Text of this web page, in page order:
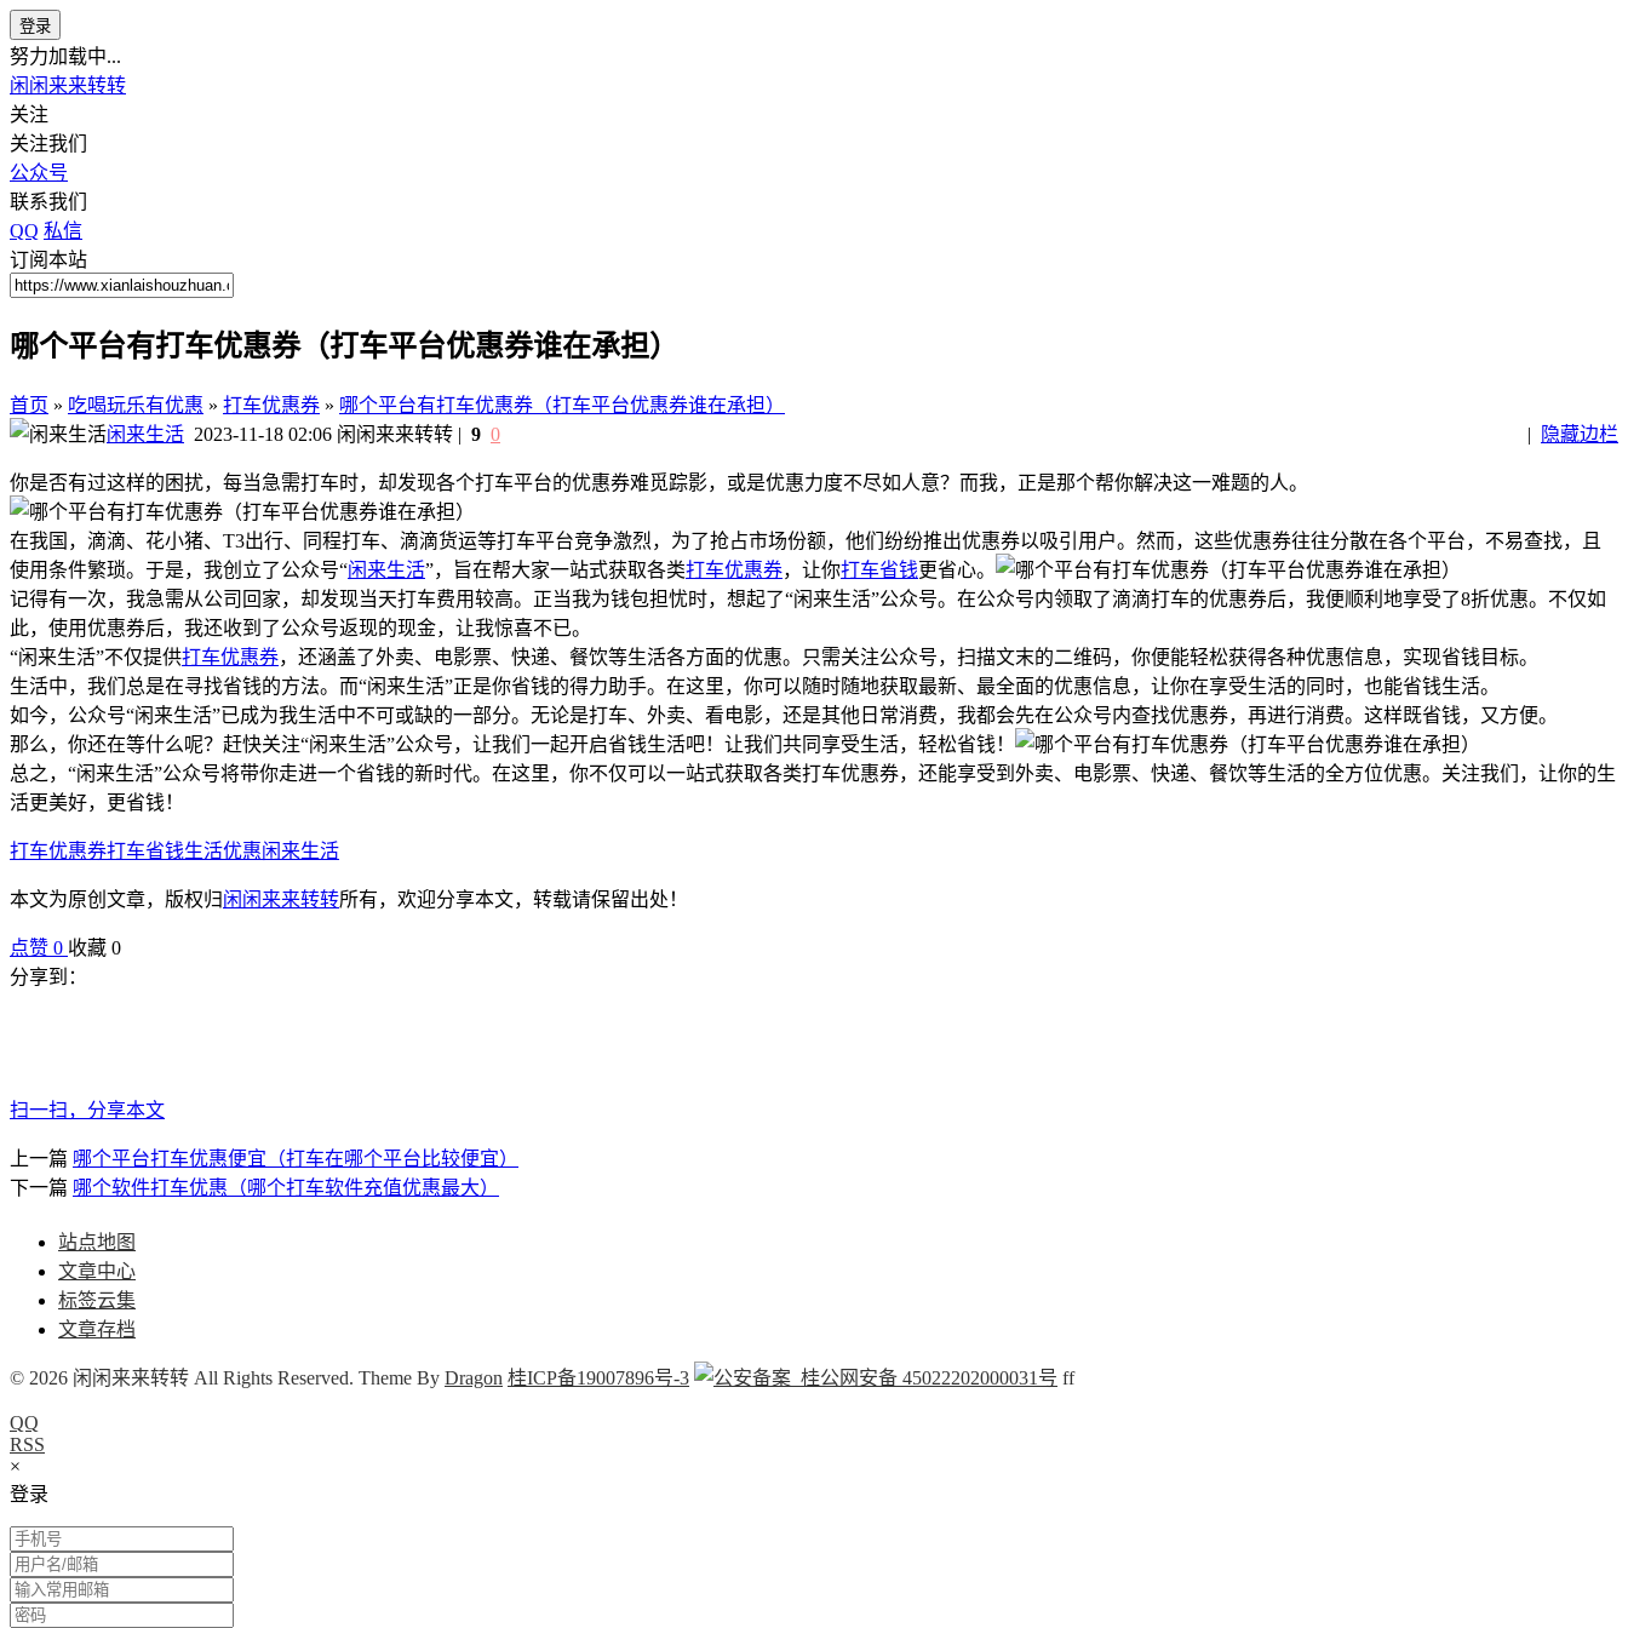
登录
努力加载中...
闲闲来来转转
关注
关注我们
公众号
联系我们
QQ 私信
订阅本站
哪个平台有打车优惠券（打车平台优惠券谁在承担）
首页 » 吃喝玩乐有优惠 » 打车优惠券 » 哪个平台有打车优惠券（打车平台优惠券谁在承担）
闲来生活 2023-11-18 02:06 闲闲来来转转 | 隐藏边栏
| 9 0
你是否有过这样的困扰，每当急需打车时，却发现各个打车平台的优惠券难觅踪影，或是优惠力度不尽如人意？而我，正是那个帮你解决这一难题的人。
在我国，滴滴、花小猪、T3出行、同程打车、滴滴货运等打车平台竞争激烈，为了抢占市场份额，他们纷纷推出优惠券以吸引用户。然而，这些优惠券往往分散在各个平台，不易查找，且
使用条件繁琐。于是，我创立了公众号“闲来生活”，旨在帮大家一站式获取各类打车优惠券，让你打车省钱更省心。
记得有一次，我急需从公司回家，却发现当天打车费用较高。正当我为钱包担忧时，想起了“闲来生活”公众号。在公众号内领取了滴滴打车的优惠券后，我便顺利地享受了8折优惠。不仅如
此，使用优惠券后，我还收到了公众号返现的现金，让我惊喜不已。
“闲来生活”不仅提供打车优惠券，还涵盖了外卖、电影票、快递、餐饮等生活各方面的优惠。只需关注公众号，扫描文末的二维码，你便能轻松获得各种优惠信息，实现省钱目标。
生活中，我们总是在寻找省钱的方法。而“闲来生活”正是你省钱的得力助手。在这里，你可以随时随地获取最新、最全面的优惠信息，让你在享受生活的同时，也能省钱生活。
如今，公众号“闲来生活”已成为我生活中不可或缺的一部分。无论是打车、外卖、看电影，还是其他日常消费，我都会先在公众号内查找优惠券，再进行消费。这样既省钱，又方便。
那么，你还在等什么呢？赶快关注“闲来生活”公众号，让我们一起开启省钱生活吧！让我们共同享受生活，轻松省钱！
总之，“闲来生活”公众号将带你走进一个省钱的新时代。在这里，你不仅可以一站式获取各类打车优惠券，还能享受到外卖、电影票、快递、餐饮等生活的全方位优惠。关注我们，让你的生
活更美好，更省钱！
打车优惠券打车省钱生活优惠闲来生活
本文为原创文章，版权归闲闲来来转转所有，欢迎分享本文，转载请保留出处！
点赞 0 收藏 0
分享到：
扫一扫，分享本文
上一篇 哪个平台打车优惠便宜（打车在哪个平台比较便宜）
下一篇 哪个软件打车优惠（哪个打车软件充值优惠最大）
站点地图
文章中心
标签云集
文章存档
© 2026 闲闲来来转转 All Rights Reserved. Theme By Dragon 桂ICP备19007896号-3 桂公网安备 45022202000031号 ff
QQ
RSS
×
登录